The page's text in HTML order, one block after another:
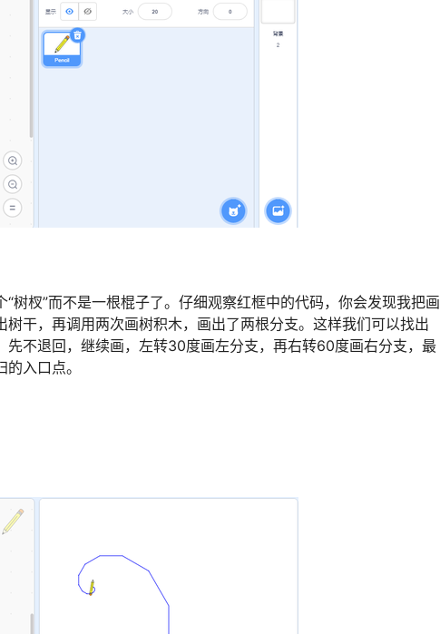
树杈”而不是一根棍子了。仔细观察红框中的代码，你会发现我把画
干，再调用两次画树积木，画出了两根分支。这样我们可以找出
不退回，继续画，左转30度画左分支，再右转60度画右分支，最
入口点。